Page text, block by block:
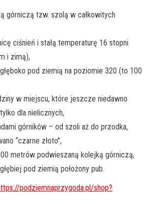
górniczą tzw. szolą w całkowitych
ciśnień i stałą temperaturę 16 stopni
i zimą),
pod ziemią na poziomie 320 (to 100
w miejscu, które jeszcze niedawno
dla nielicznych,
górników – od szoli aż do przodka,
“czarne złoto”,
metrów podwieszaną kolejką górniczą,
pod ziemią położony pub.
podziemnaprzygoda.pl/shop?